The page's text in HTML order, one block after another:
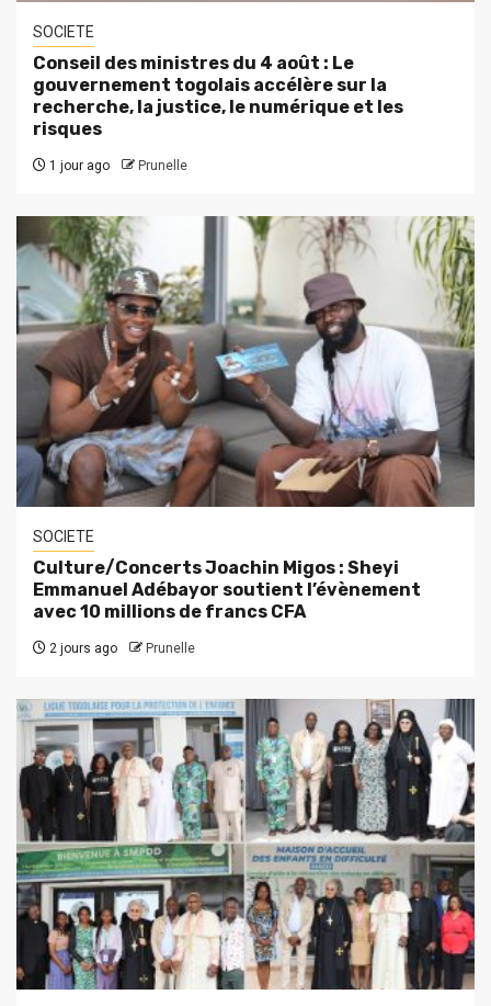
SOCIETE
Conseil des ministres du 4 août : Le
gouvernement togolais accélère sur la
recherche, la justice, le numérique et les
risques
1 jour ago Prunelle
SOCIETE
Culture/Concerts Joachin Migos : Sheyi
Emmanuel Adébayor soutient l’évènement
avec 10 millions de francs CFA
2 jours ago Prunelle